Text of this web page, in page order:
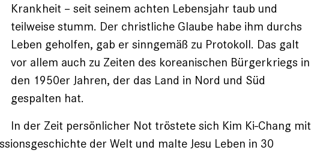
Krankheit – seit seinem achten Lebensjahr taub und
teilweise stumm. Der christliche Glaube habe ihm durchs
Leben geholfen, gab er sinngemäß zu Protokoll. Das galt
vor allem auch zu Zeiten des koreanischen Bürgerkriegs in
den 1950er Jahren, der das Land in Nord und Süd
gespalten hat.
In der Zeit persönlicher Not tröstete sich Kim Ki-Chang mit
der Welt und malte Jesu Leben in 30